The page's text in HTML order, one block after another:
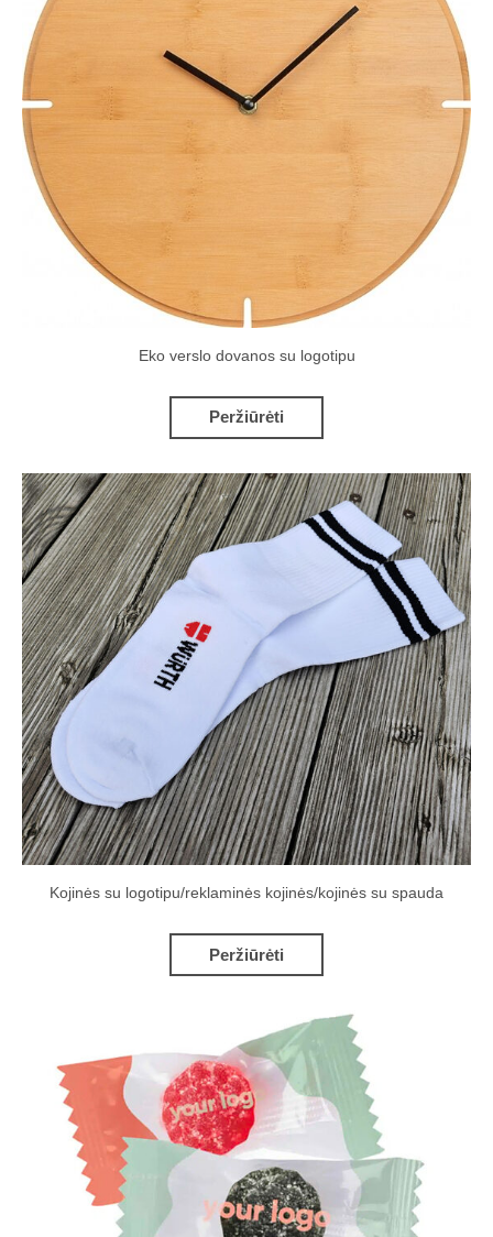
Eko verslo dovanos su logotipu
Peržiūrėti
Kojinės su logotipu/reklaminės kojinės/kojinės su spauda
Peržiūrėti